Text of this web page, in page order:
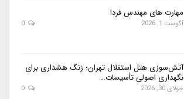
مهارت های مهندس فردا
آگوست 1, 2026
آتش‌سوزی هتل استقلال تهران؛ زنگ هشداری برای
نگهداری اصولی تأسیسات…
جولای 30, 2026